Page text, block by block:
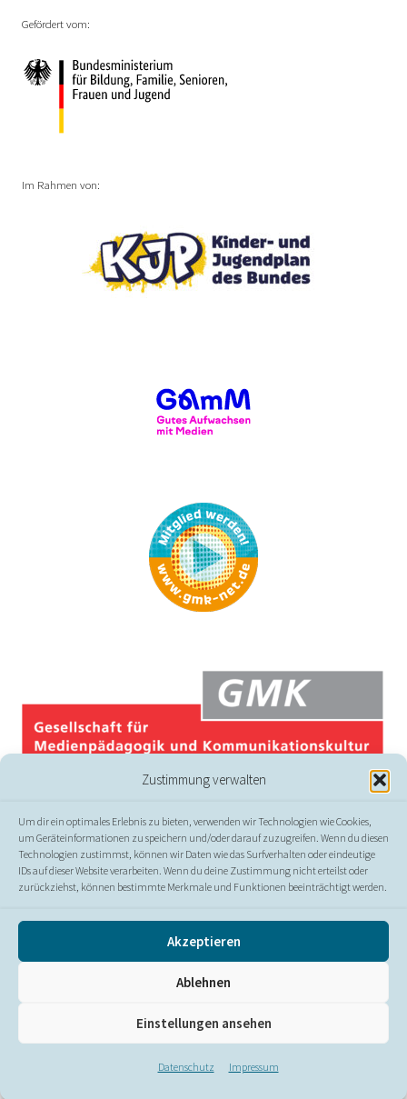
Zustimmung verwalten
Um dir ein optimales Erlebnis zu bieten, verwenden wir Technologien wie Cookies,
um Geräteinformationen zu speichern und/oder darauf zuzugreifen. Wenn du diesen
Technologien zustimmst, können wir Daten wie das Surfverhalten oder eindeutige
IDs auf dieser Website verarbeiten. Wenn du deine Zustimmung nicht erteilst oder
zurückziehst, können bestimmte Merkmale und Funktionen beeinträchtigt werden.
Akzeptieren
Ablehnen
Einstellungen ansehen
Datenschutz Impressum
Gefördert vom:
Im Rahmen von:
Presse//Kontakt//Impressum//Datenschutz//
Erklärung zur Barrierefreiheit